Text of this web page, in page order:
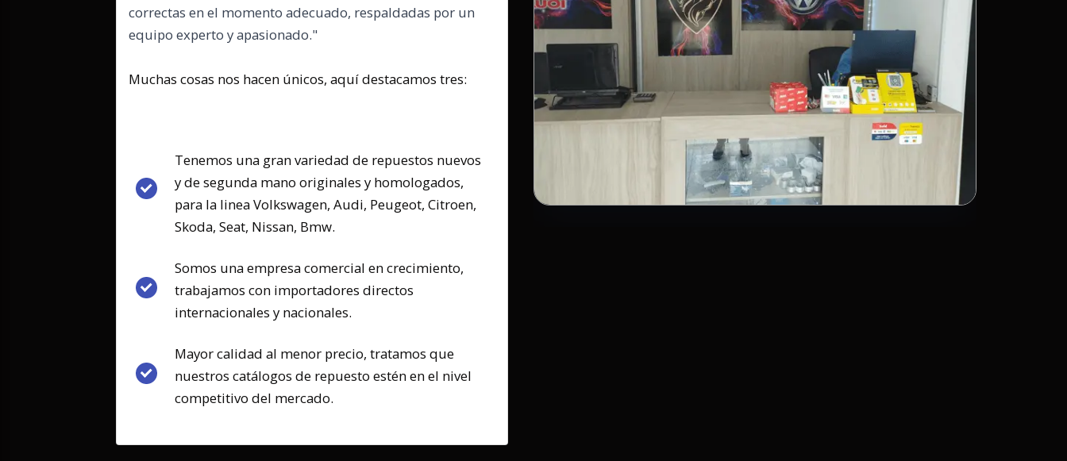
correctas en el momento adecuado, respaldadas por un
equipo experto y apasionado."
Muchas cosas nos hacen únicos, aquí destacamos tres:
Tenemos una gran variedad de repuestos nuevos
y de segunda mano originales y homologados,
para la linea Volkswagen, Audi, Peugeot, Citroen,
Skoda, Seat, Nissan, Bmw.
Somos una empresa comercial en crecimiento,
trabajamos con importadores directos
internacionales y nacionales.
Mayor calidad al menor precio, tratamos que
nuestros catálogos de repuesto estén en el nivel
competitivo del mercado.